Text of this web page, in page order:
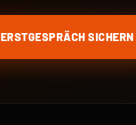
ERSTGESPRÄCH